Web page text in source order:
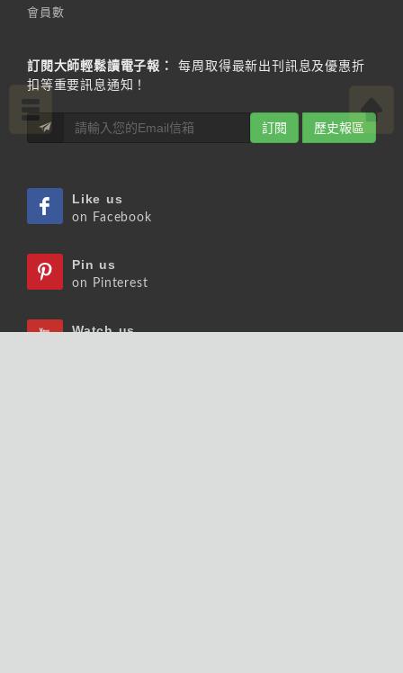
會員數
訂閱大師輕鬆讀電子報：
每周取得最新出刊訊息及優惠折
扣等重要訊息通知！
訂閱 歷史報區
Like us
on Facebook
Pin us
on Pinterest
Watch us